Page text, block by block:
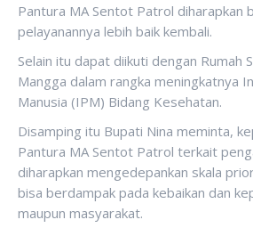
Pantura MA Sentot Patrol diharapkan
pelayanannya lebih baik kembali.
Selain itu dapat diikuti dengan Rumah
Mangga dalam rangka meningkatnya
Manusia (IPM) Bidang Kesehatan.
Disamping itu Bupati Nina meminta,
Pantura MA Sentot Patrol terkait
diharapkan mengedepankan skala
bisa berdampak pada kebaikan dan
maupun masyarakat.